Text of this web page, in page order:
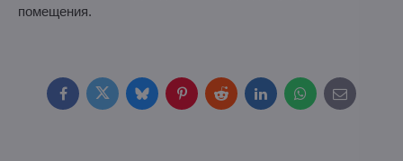
помещения.
FacebookTwitterBlueskyPinterestRedditLinkedInWhatsApp
E-
mail